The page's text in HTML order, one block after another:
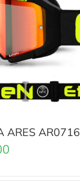
ARES AR0716